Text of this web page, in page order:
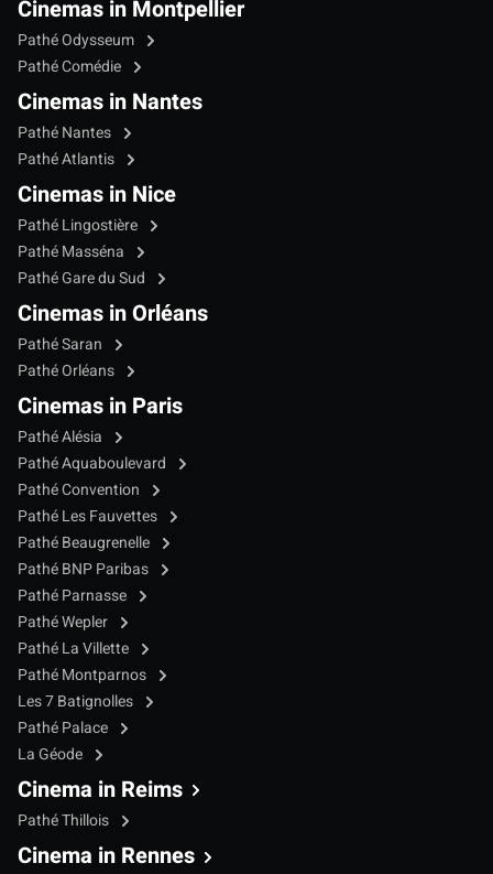
Cinemas in Montpellier
Pathé Odysseum
Pathé Comédie
Cinemas in Nantes
Pathé Nantes
Pathé Atlantis
Cinemas in Nice
Pathé Lingostière
Pathé Masséna
Pathé Gare du Sud
Cinemas in Orléans
Pathé Saran
Pathé Orléans
Cinemas in Paris
Pathé Alésia
Pathé Aquaboulevard
Pathé Convention
Pathé Les Fauvettes
Pathé Beaugrenelle
Pathé BNP Paribas
Pathé Parnasse
Pathé Wepler
Pathé La Villette
Pathé Montparnos
Les 7 Batignolles
Pathé Palace
La Géode
Cinema in Reims
Pathé Thillois
Cinema in Rennes